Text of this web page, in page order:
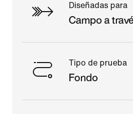
Diseñadas para
Campo a
Tipo de prueba
Fondo